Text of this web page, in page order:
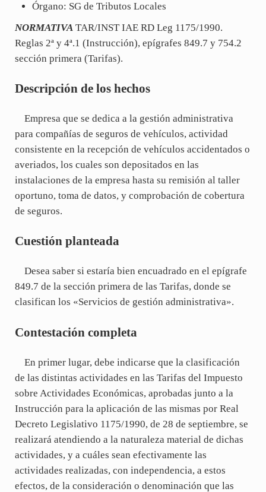
Órgano: SG de Tributos Locales
NORMATIVATAR/INST IAE RD Leg 1175/1990.
Reglas 2ª y 4ª.1 (Instrucción), epígrafes 849.7 y 754.2
sección primera (Tarifas).
Descripción de los hechos
Empresa que se dedica a la gestión administrativa
para compañías de seguros de vehículos, actividad
consistente en la recepción de vehículos accidentados o
averiados, los cuales son depositados en las
instalaciones de la empresa hasta su remisión al taller
oportuno, toma de datos, y comprobación de cobertura
de seguros.
Cuestión planteada
Desea saber si estaría bien encuadrado en el epígrafe
849.7 de la sección primera de las Tarifas, donde se
clasifican los «Servicios de gestión administrativa».
Contestación completa
En primer lugar, debe indicarse que la clasificación
de las distintas actividades en las Tarifas del Impuesto
sobre Actividades Económicas, aprobadas junto a la
Instrucción para la aplicación de las mismas por Real
Decreto Legislativo 1175/1990, de 28 de septiembre, se
realizará atendiendo a la naturaleza material de dichas
actividades, y a cuáles sean efectivamente las
actividades realizadas, con independencia, a estos
efectos, de la consideración o denominación que las